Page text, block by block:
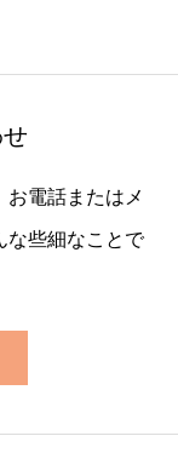
電話またはメ
な些細なことで